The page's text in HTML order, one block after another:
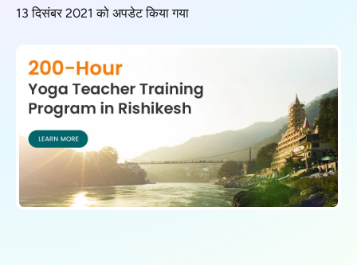
13 दिसंबर 2021 को अपडेट किया गया